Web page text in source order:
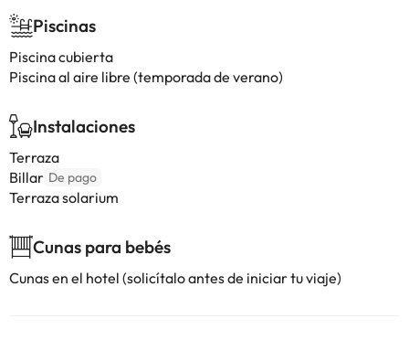
Piscinas
Piscina cubierta
Piscina al aire libre (temporada de verano)
Instalaciones
Terraza
Billar De pago
Terraza solarium
Cunas para bebés
Cunas en el hotel (solicítalo antes de iniciar tu viaje)